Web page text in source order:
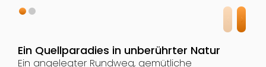
Ein Quellparadies in unberührter Natur
Ein angelegter Rundweg, gemütliche